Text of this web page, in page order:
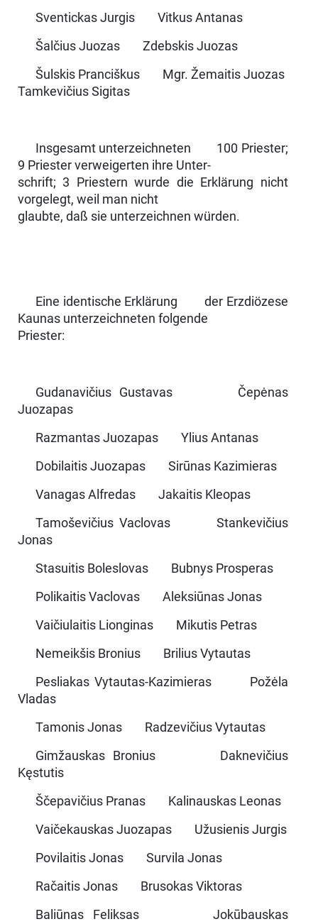
Sventickas Jurgis Vitkus Antanas
Šalčius Juozas Zdebskis Juozas
Šulskis Pranciškus Mgr. Žemaitis Juozas
Tamkevičius Sigitas
Insgesamt unterzeichneten 100 Priester;
9 Priester verweigerten ihre Unter-
schrift; 3 Priestern wurde die Erklärung nicht
vorgelegt, weil man nicht
glaubte, daß sie unterzeichnen würden.
Eine identische Erklärung der Erzdiözese
Kaunas unterzeichneten folgende
Priester:
Gudanavičius Gustavas Čepėnas
Juozapas
Razmantas Juozapas Ylius Antanas
Dobilaitis Juozapas Sirūnas Kazimieras
Vanagas Alfredas Jakaitis Kleopas
Tamoševičius Vaclovas Stankevičius
Jonas
Stasuitis Boleslovas Bubnys Prosperas
Polikaitis Vaclovas Aleksiūnas Jonas
Vaičiulaitis Lionginas Mikutis Petras
Nemeikšis Bronius Brilius Vytautas
Pesliakas Vytautas-Kazimieras Požėla
Vladas
Tamonis Jonas Radzevičius Vytautas
Gimžauskas Bronius Daknevičius
Kęstutis
Ščepavičius Pranas Kalinauskas Leonas
Vaičekauskas Juozapas Užusienis Jurgis
Povilaitis Jonas Survila Jonas
Račaitis Jonas Brusokas Viktoras
Baliūnas Feliksas Jokūbauskas